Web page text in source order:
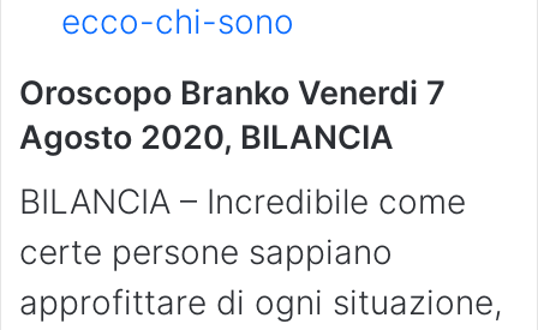
ecco-chi-sono
Oroscopo Branko Venerdi 7
Agosto 2020, BILANCIA
BILANCIA – Incredibile come
certe persone sappiano
approfittare di ogni situazione,